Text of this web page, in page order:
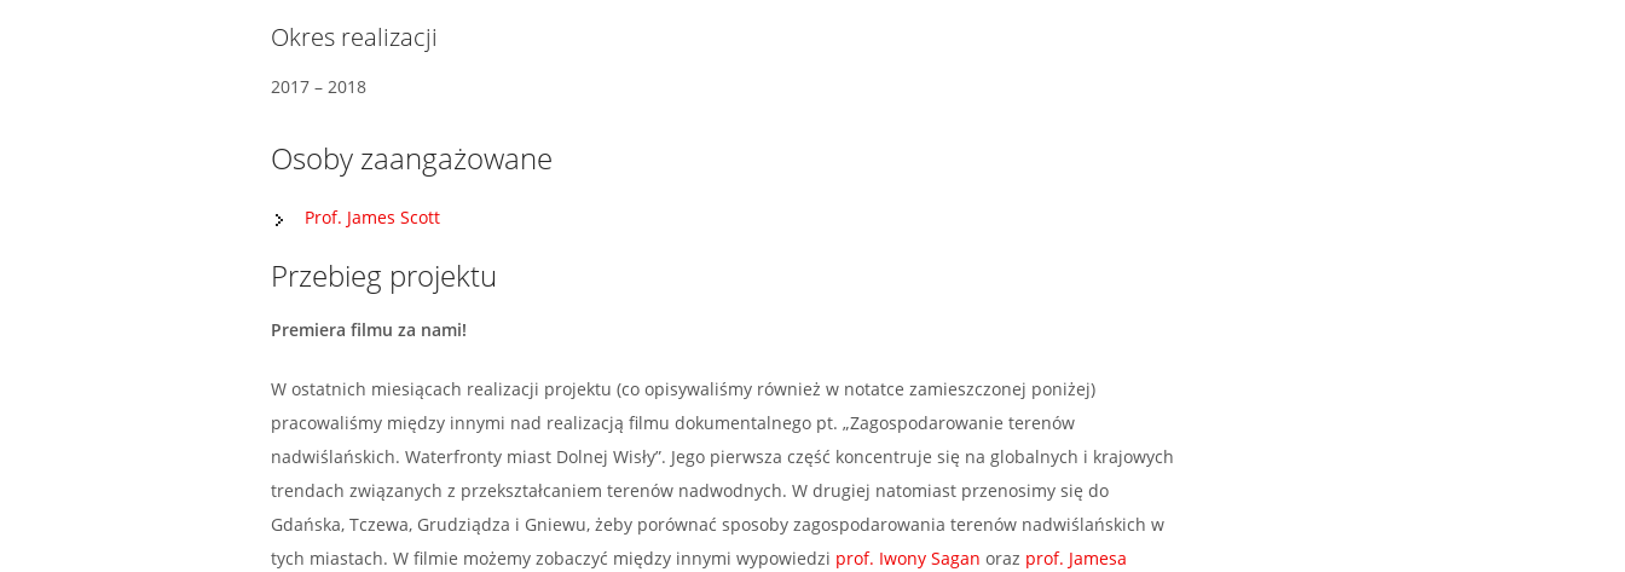
Okres realizacji
2017 – 2018
Osoby zaangażowane
Prof. James Scott
Przebieg projektu
Premiera filmu za nami!
W ostatnich miesiącach realizacji projektu (co opisywaliśmy również w notatce zamieszczonej poniżej)
pracowaliśmy między innymi nad realizacją filmu dokumentalnego pt. „Zagospodarowanie terenów
nadwiślańskich. Waterfronty miast Dolnej Wisły”. Jego pierwsza część koncentruje się na globalnych i krajowych
trendach związanych z przekształcaniem terenów nadwodnych. W drugiej natomiast przenosimy się do
Gdańska, Tczewa, Grudziądza i Gniewu, żeby porównać sposoby zagospodarowania terenów nadwiślańskich w
tych miastach. W filmie możemy zobaczyć między innymi wypowiedzi prof. Iwony Sagan oraz prof. Jamesa